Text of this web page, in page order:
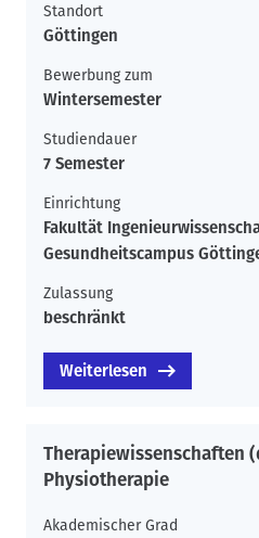
Standort
Göttingen
Bewerbung zum
Wintersemester
Studiendauer
7 Semester
Einrichtung
Fakultät
Gesundheitscampus
Zulassung
beschränkt
Weiterlesen
Therapiewissenschaften
Physiotherapie
Akademischer Grad